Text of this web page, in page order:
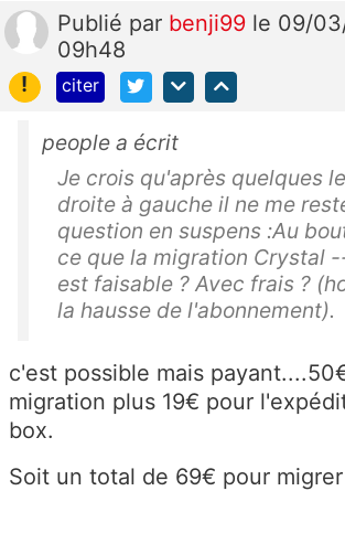
Publié par benji99 le 09/
09h48
!
citer
people a écrit
Je crois qu'après quelques
droite à gauche il ne me
question en suspens :Au
ce que la migration Crystal
est faisable ? Avec frais ?
la hausse de l'abonnement).
c'est possible mais
migration plus 19€ pour
box.
Soit un total de 69€ pour migrer